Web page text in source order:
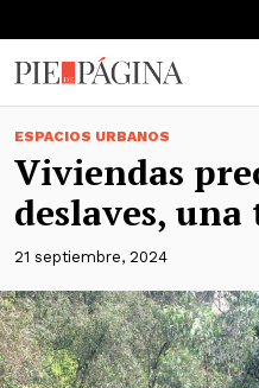
ESPACIOS URBANOS
Viviendas
deslaves,
21 septiembre, 2024